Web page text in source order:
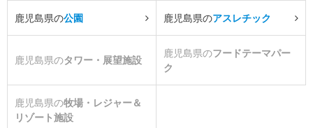
鹿児島県の公園 鹿児島県のアスレチック
鹿児島県のタワー・展望施設
鹿児島県のフードテーマパー
ク
鹿児島県の牧場・レジャー＆
リゾート施設